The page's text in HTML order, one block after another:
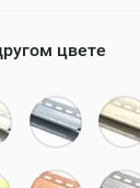
цвете